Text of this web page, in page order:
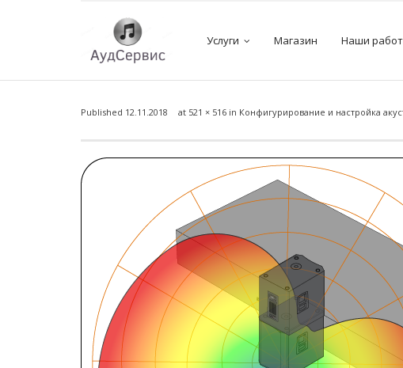
Услуги Магазин Наши
Published 12.11.2018 at 521 × 516 in Конфигурирование и настройка